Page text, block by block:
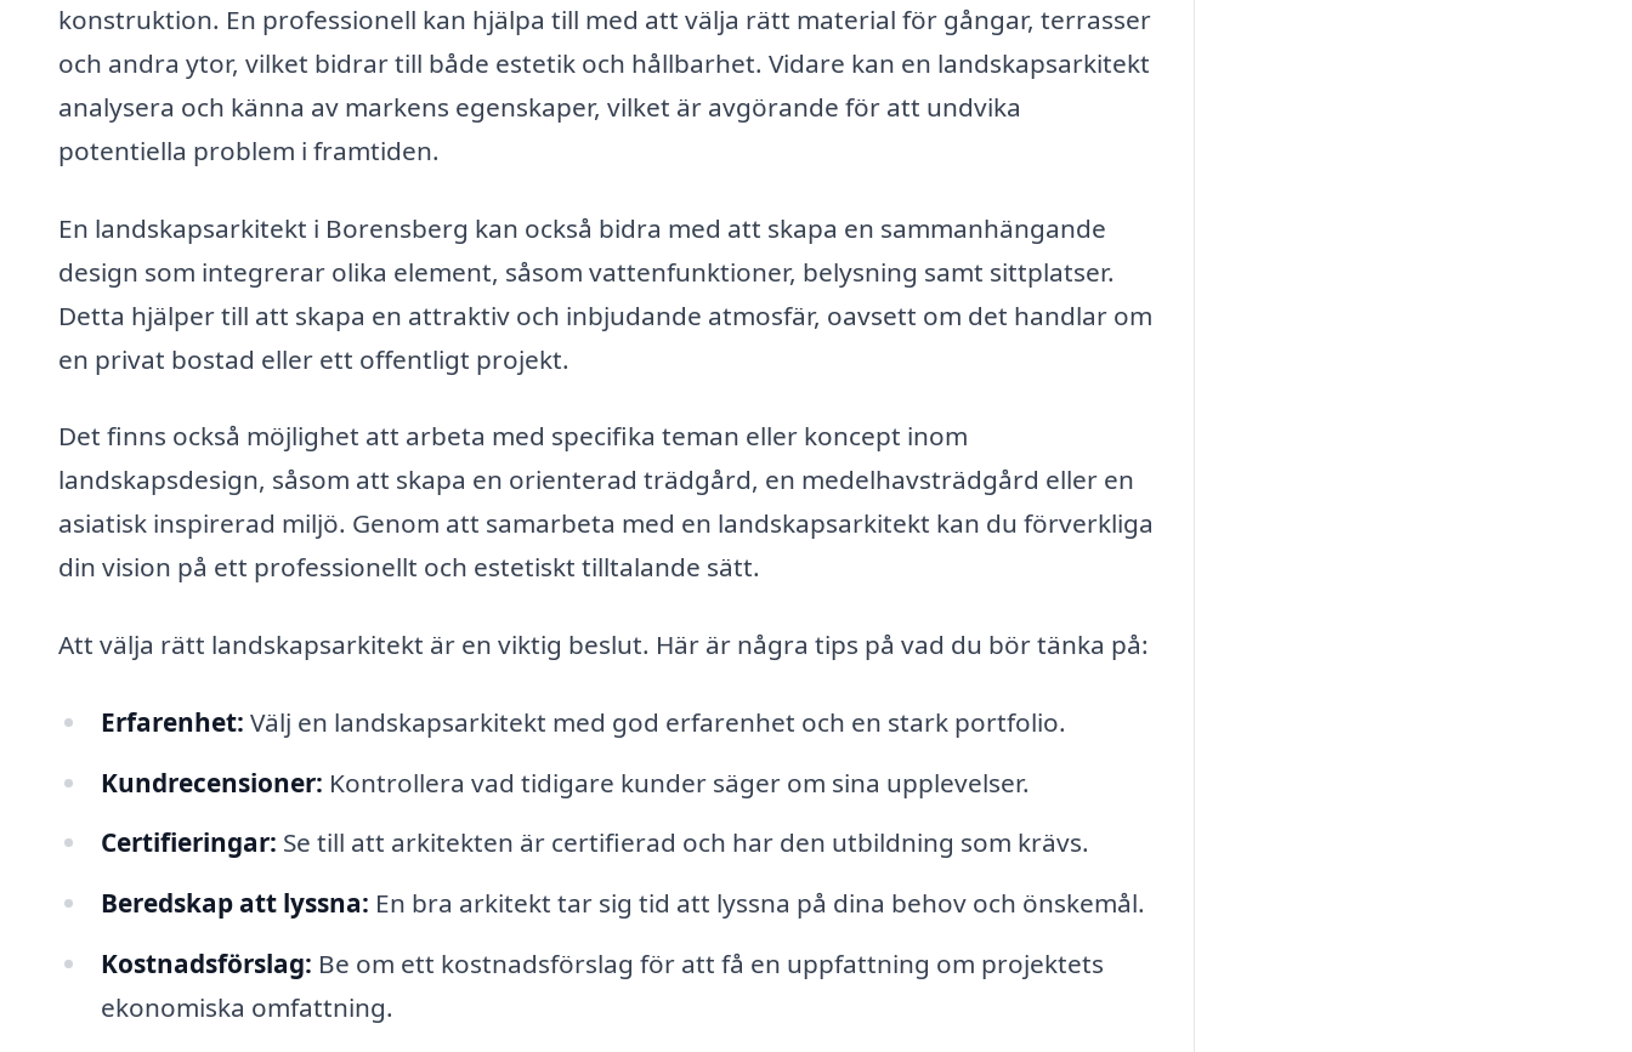
konstruktion. En professionell kan hjälpa till med att välja rätt material för gångar, terrasser
och andra ytor, vilket bidrar till både estetik och hållbarhet. Vidare kan en landskapsarkitekt
analysera och känna av markens egenskaper, vilket är avgörande för att undvika
potentiella problem i framtiden.
En landskapsarkitekt i Borensberg kan också bidra med att skapa en sammanhängande
design som integrerar olika element, såsom vattenfunktioner, belysning samt sittplatser.
Detta hjälper till att skapa en attraktiv och inbjudande atmosfär, oavsett om det handlar om
en privat bostad eller ett offentligt projekt.
Det finns också möjlighet att arbeta med specifika teman eller koncept inom
landskapsdesign, såsom att skapa en orienterad trädgård, en medelhavsträdgård eller en
asiatisk inspirerad miljö. Genom att samarbeta med en landskapsarkitekt kan du förverkliga
din vision på ett professionellt och estetiskt tilltalande sätt.
Att välja rätt landskapsarkitekt är en viktig beslut. Här är några tips på vad du bör tänka på:
Erfarenhet: Välj en landskapsarkitekt med god erfarenhet och en stark portfolio.
Kundrecensioner: Kontrollera vad tidigare kunder säger om sina upplevelser.
Certifieringar: Se till att arkitekten är certifierad och har den utbildning som krävs.
Beredskap att lyssna: En bra arkitekt tar sig tid att lyssna på dina behov och önskemål.
Kostnadsförslag: Be om ett kostnadsförslag för att få en uppfattning om projektets
ekonomiska omfattning.